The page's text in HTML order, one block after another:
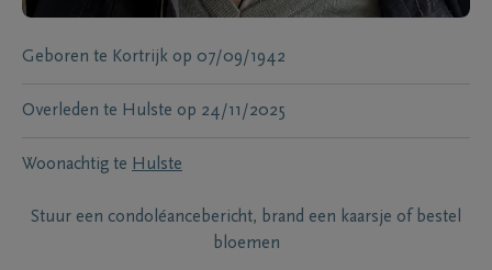
Geboren te Kortrijk op 07/09/1942
Overleden te Hulste op 24/11/2025
Woonachtig te Hulste
Stuur een condoléancebericht, brand een kaarsje of bestel
bloemen